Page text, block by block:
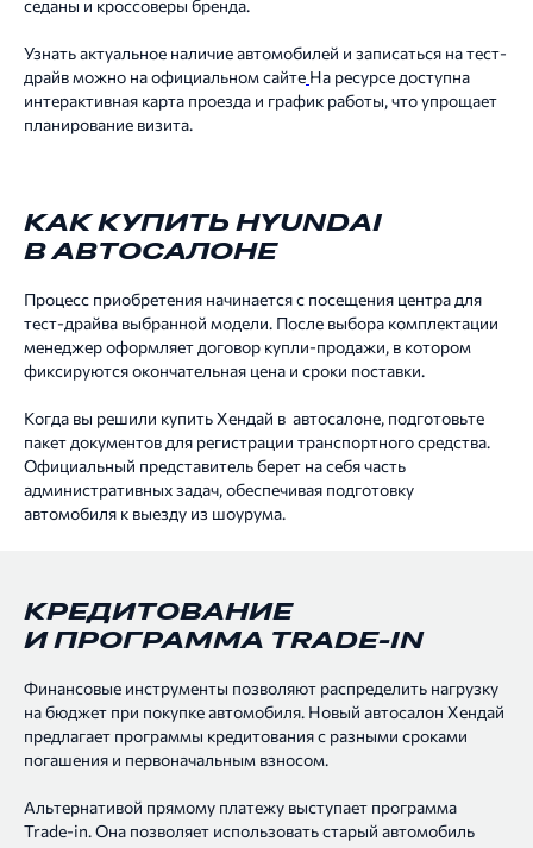
седаны и кроссоверы бренда.
Узнать актуальное наличие автомобилей и записаться на тест-
драйв можно на официальном сайте На ресурсе доступна
интерактивная карта проезда и график работы, что упрощает
планирование визита.
КАК КУПИТЬ HYUNDAI
В АВТОСАЛОНЕ
Процесс приобретения начинается с посещения центра для
тест-драйва выбранной модели. После выбора комплектации
менеджер оформляет договор купли-продажи, в котором
фиксируются окончательная цена и сроки поставки.
Когда вы решили купить Хендай в автосалоне, подготовьте
пакет документов для регистрации транспортного средства.
Официальный представитель берет на себя часть
административных задач, обеспечивая подготовку
автомобиля к выезду из шоурума.
КРЕДИТОВАНИЕ
И ПРОГРАММА TRADE-IN
Финансовые инструменты позволяют распределить нагрузку
на бюджет при покупке автомобиля. Новый автосалон Хендай
предлагает программы кредитования с разными сроками
погашения и первоначальным взносом.
Альтернативой прямому платежу выступает программа
Trade-in. Она позволяет использовать старый автомобиль